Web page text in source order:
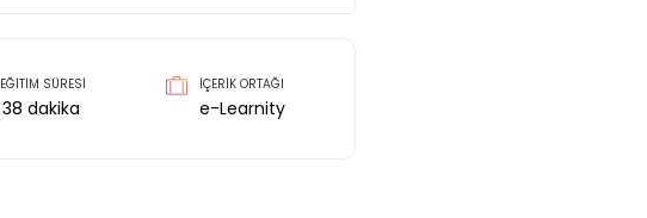
EĞİTİM SÜRESİ
38 dakika
İÇERİK ORTAĞI
e-Learnity